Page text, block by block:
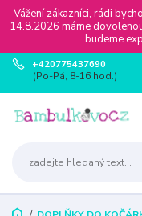
Vážení zákazníci, rádi
14.8.2026 máme
budeme
+420775437690
(Po-Pá, 8-16 hod.)